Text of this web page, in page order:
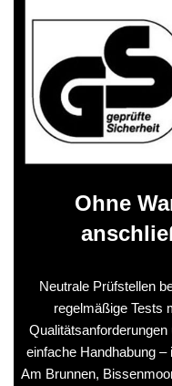
Ohne
Neutrale Prüfstellen
regelmäßige Tests
einfache Handhabung
Am Brunnen,